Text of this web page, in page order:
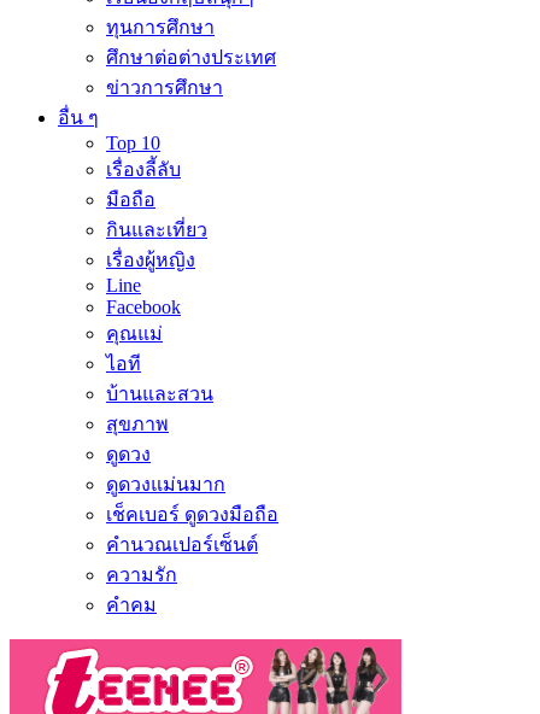
ทุนการศึกษา
ศึกษาต่อต่างประเทศ
ข่าวการศึกษา
อื่น ๆ
Top 10
เรื่องลี้ลับ
มือถือ
กินและเที่ยว
เรื่องผู้หญิง
Line
Facebook
คุณแม่
ไอที
บ้านและสวน
สุขภาพ
ดูดวง
ดูดวงแม่นมาก
เช็คเบอร์ ดูดวงมือถือ
คำนวณเปอร์เซ็นต์
ความรัก
คำคม